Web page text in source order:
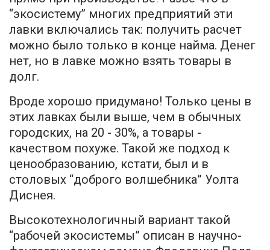
“экосистему” многих предприятий эти
лавки включались так: получить расчет
можно было только в конце найма. Денег
нет, но в лавке можно взять товары в
долг.
Вроде хорошо придумано! Только цены в
этих лавках были выше, чем в обычных
городских, на 20 - 30%, а товары -
качеством похуже. Такой же подход к
ценообразованию, кстати, был и в
столовых “доброго волшебника” Уолта
Диснея.
Высокотехнологичный вариант такой
“рабочей экосистемы” описан в научно-